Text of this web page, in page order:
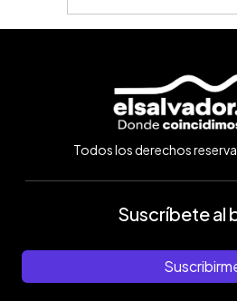
Todos los derechos
Suscríbete al